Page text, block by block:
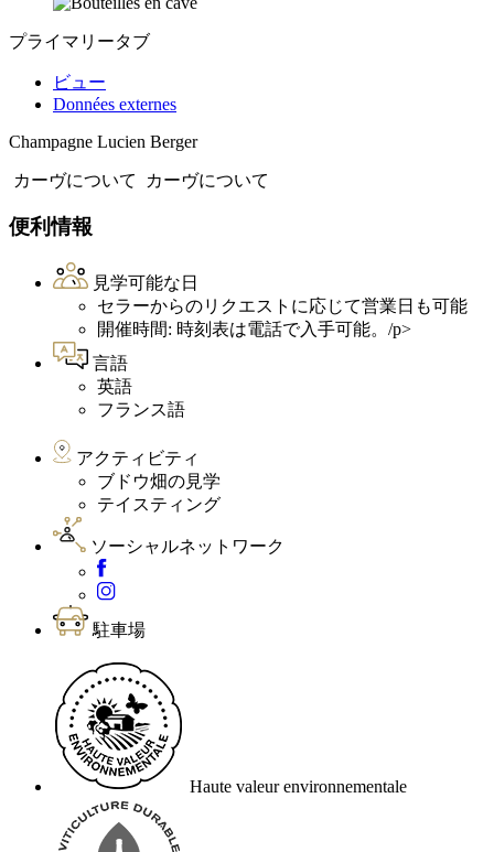
プライマリータブ
ビュー
Données externes
Champagne Lucien Berger
カーヴについて カーヴについて
便利情報
見学可能な日
セラーからのリクエストに応じて営業日も可能
開催時間: 時刻表は電話で入手可能。/p>
言語
英語
フランス語
アクティビティ
ブドウ畑の見学
テイスティング
ソーシャルネットワーク
駐車場
Haute valeur environnementale